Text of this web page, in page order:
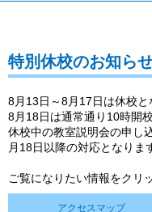
特別休校のお知ら
8月13日～8月17日は休校と
8月18日は通常通り10時開
休校中の教室説明会の申し
月18日以降の対応となりま
ご覧になりたい情報をクリ
アクセスマップ